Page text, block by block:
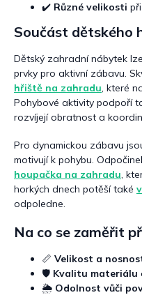
✔️ Různé velikosti
Součást dětského
Dětský zahradní nábytek
prvky pro aktivní zábavu.
hřiště na zahradu, které
Pohybové aktivity podpoří
rozvíjejí obratnost a
Pro dynamickou zábavu
motivují k pohybu.
houpačka na zahradu,
horkých dnech potěší také
odpoledne.
Na co se zaměřit
📏 Velikost a
🛡️ Kvalitu materiálu
🌦️ Odolnost vůči